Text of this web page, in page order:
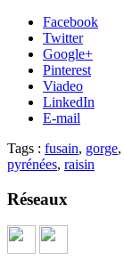
Facebook
Twitter
Google+
Pinterest
Viadeo
LinkedIn
E-mail
Tags : fusain, gorge,
pyrénées, raisin
Réseaux